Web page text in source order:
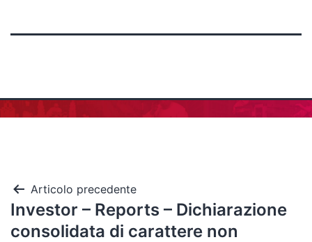
Articolo precedente
Investor – Reports – Dichiarazione
consolidata di carattere non